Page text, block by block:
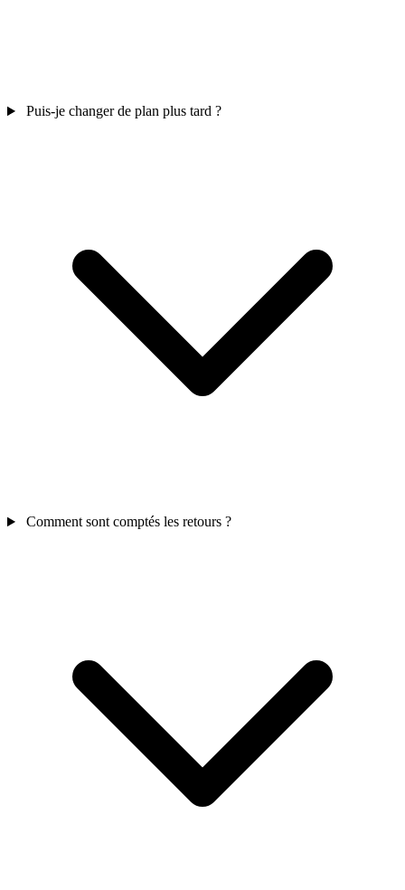
Puis-je changer de plan plus tard ?
Comment sont comptés les retours ?